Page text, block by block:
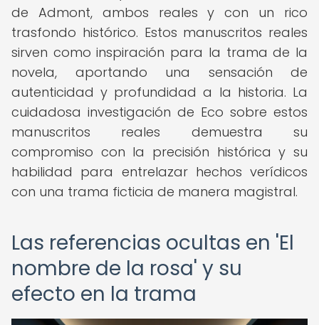
de Admont, ambos reales y con un rico
trasfondo histórico. Estos manuscritos reales
sirven como inspiración para la trama de la
novela, aportando una sensación de
autenticidad y profundidad a la historia. La
cuidadosa investigación de Eco sobre estos
manuscritos reales demuestra su
compromiso con la precisión histórica y su
habilidad para entrelazar hechos verídicos
con una trama ficticia de manera magistral.
Las referencias ocultas en 'El
nombre de la rosa' y su
efecto en la trama